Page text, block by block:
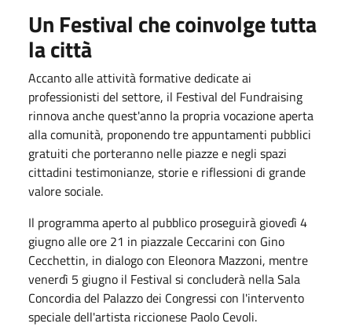
Un Festival che coinvolge tutta
la città
Accanto alle attività formative dedicate ai
professionisti del settore, il Festival del Fundraising
rinnova anche quest'anno la propria vocazione aperta
alla comunità, proponendo tre appuntamenti pubblici
gratuiti che porteranno nelle piazze e negli spazi
cittadini testimonianze, storie e riflessioni di grande
valore sociale.
Il programma aperto al pubblico proseguirà giovedì 4
giugno alle ore 21 in piazzale Ceccarini con Gino
Cecchettin, in dialogo con Eleonora Mazzoni, mentre
venerdì 5 giugno il Festival si concluderà nella Sala
Concordia del Palazzo dei Congressi con l'intervento
speciale dell'artista riccionese Paolo Cevoli.